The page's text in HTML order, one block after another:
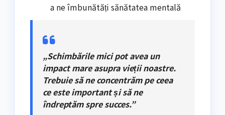
a ne îmbunătăți sănătatea mentală
„Schimbările mici pot avea un
impact mare asupra vieții noastre.
Trebuie să ne concentrăm pe ceea
ce este important și să ne
îndreptăm spre succes.”